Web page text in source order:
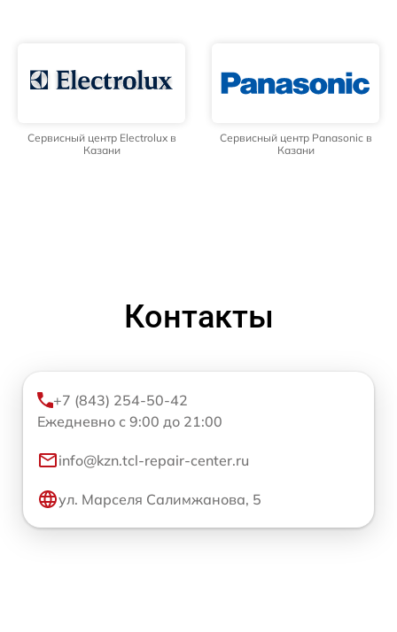
Сервисный центр Electrolux в
Казани
Сервисный центр Panasonic в
Казани
Контакты
+7 (843) 254-50-42
Ежедневно с 9:00 до 21:00
info@kzn.tcl-repair-center.ru
ул. Марселя Салимжанова, 5